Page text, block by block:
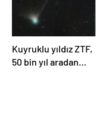
Kuyruklu yıldız ZTF,
50 bin yıl aradan